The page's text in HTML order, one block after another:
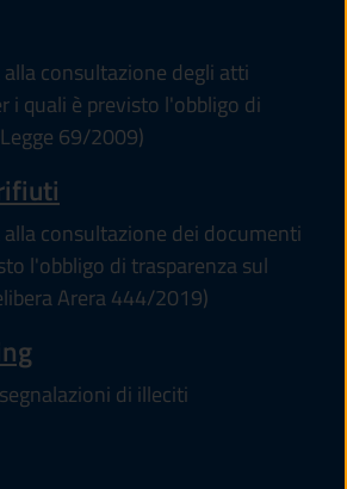
consultazione degli atti
i quali è previsto l'obbligo di
69/2009)
consultazione dei documenti
l'obbligo di trasparenza sul
Arera 444/2019)
di illeciti